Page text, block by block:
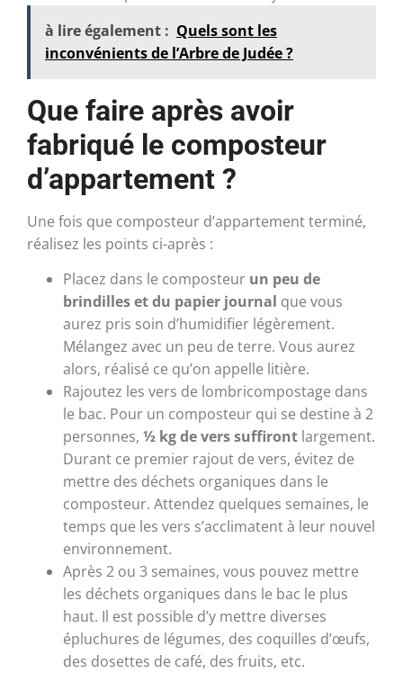
à lire également : Quels sont les
inconvénients de l’Arbre de Judée ?
Que faire après avoir
fabriqué le composteur
d’appartement ?
Une fois que composteur d’appartement terminé,
réalisez les points ci-après :
Placez dans le composteur un peu de
brindilles et du papier journal que vous
aurez pris soin d’humidifier légèrement.
Mélangez avec un peu de terre. Vous aurez
alors, réalisé ce qu’on appelle litière.
Rajoutez les vers de lombricompostage dans
le bac. Pour un composteur qui se destine à 2
personnes, ½ kg de vers suffiront largement.
Durant ce premier rajout de vers, évitez de
mettre des déchets organiques dans le
composteur. Attendez quelques semaines, le
temps que les vers s’acclimatent à leur nouvel
environnement.
Après 2 ou 3 semaines, vous pouvez mettre
les déchets organiques dans le bac le plus
haut. Il est possible d’y mettre diverses
épluchures de légumes, des coquilles d’œufs,
des dosettes de café, des fruits, etc.